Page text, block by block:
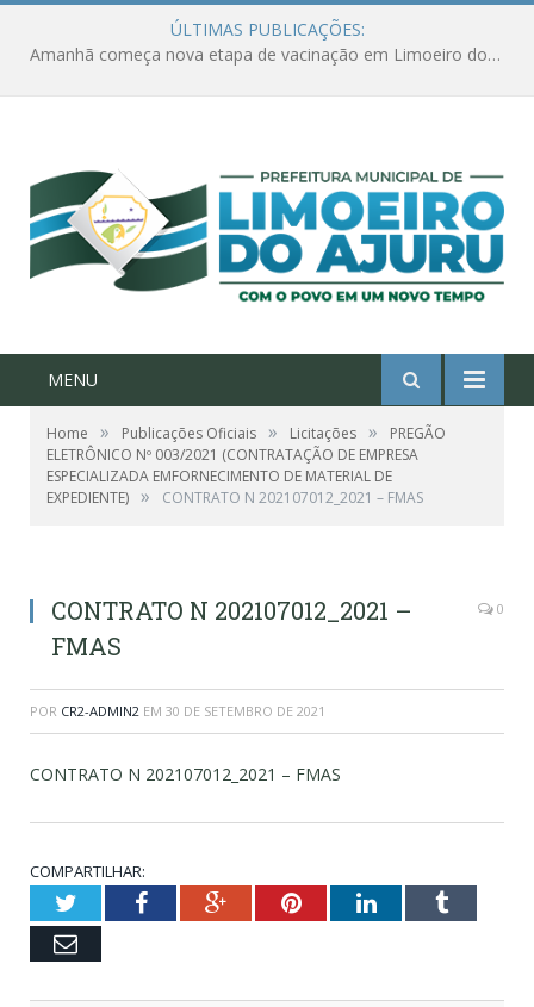
ÚLTIMAS PUBLICAÇÕES:
Ações de combate à Covid-19 na região ribeirinha de Limoeiro do Ajuru continuam
MENU
Home » Publicações Oficiais » Licitações »
PREGÃO
ELETRÔNICO Nº 003/2021 (CONTRATAÇÃO DE EMPRESA
ESPECIALIZADA EMFORNECIMENTO DE MATERIAL DE
EXPEDIENTE) » CONTRATO N 202107012_2021 – FMAS
CONTRATO N 202107012_2021 –
FMAS
0
POR CR2-ADMIN2 EM 30 DE SETEMBRO DE 2021
CONTRATO N 202107012_2021 – FMAS
COMPARTILHAR:
TwitterFacebookGoogle+PinterestLinkedInTumblr
Email